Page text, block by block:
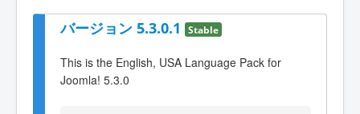
バージョン 5.3.0.1 Stable
This is the English, USA Language Pack for
Joomla! 5.3.0